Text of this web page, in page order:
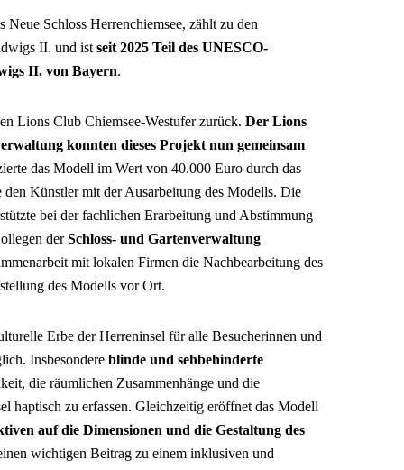
Neue Schloss Herrenchiemsee, zählt zu den
II. und ist seit 2025 Teil des UNESCO-
II. von Bayern.
Lions Club Chiemsee-Westufer zurück. Der Lions
konnten dieses Projekt nun gemeinsam
das Modell im Wert von 40.000 Euro durch das
den Künstler mit der Ausarbeitung des Modells. Die
bei der fachlichen Erarbeitung und Abstimmung
derSchloss- und Gartenverwaltung
mit lokalen Firmen die Nachbearbeitung des
des Modells vor Ort.
Erbe der Herreninsel für alle Besucherinnen und
Insbesondere blinde und sehbehinderte
die räumlichen Zusammenhänge und die
haptisch zu erfassen. Gleichzeitig eröffnet das Modell
auf die Dimensionen und die Gestaltung des
wichtigen Beitrag zu einem inklusiven und